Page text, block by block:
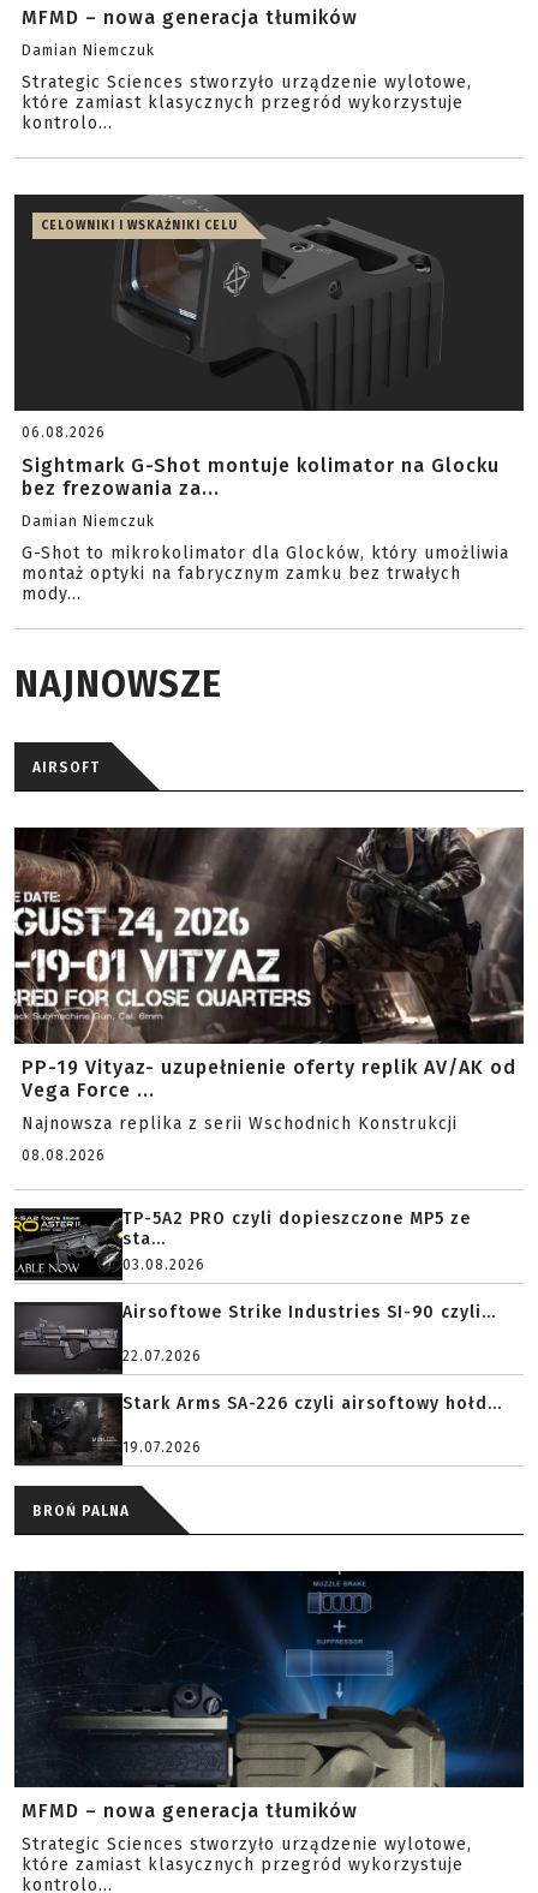
MFMD – nowa generacja tłumików
Damian Niemczuk
Strategic Sciences stworzyło urządzenie wylotowe,
które zamiast klasycznych przegród wykorzystuje
kontrolo...
CELOWNIKI I WSKAŹNIKI CELU
06.08.2026
Sightmark G-Shot montuje kolimator na Glocku
bez frezowania za...
Damian Niemczuk
G-Shot to mikrokolimator dla Glocków, który umożliwia
montaż optyki na fabrycznym zamku bez trwałych
mody...
NAJNOWSZE
AIRSOFT
PP-19 Vityaz- uzupełnienie oferty replik AV/AK od
Vega Force ...
Najnowsza replika z serii Wschodnich Konstrukcji
08.08.2026
TP-5A2 PRO czyli dopieszczone MP5 ze
sta...
03.08.2026
Airsoftowe Strike Industries SI-90 czyli...
22.07.2026
Stark Arms SA-226 czyli airsoftowy hołd...
19.07.2026
BROŃ PALNA
MFMD – nowa generacja tłumików
Strategic Sciences stworzyło urządzenie wylotowe,
które zamiast klasycznych przegród wykorzystuje
kontrolo...